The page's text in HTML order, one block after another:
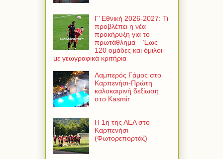
Γ’ Εθνική 2026-2027: Τι
προβλέπει η νέα
προκήρυξη για το
πρωτάθλημα – Έως
120 ομάδες και όμιλοι
με γεωγραφικά κριτήρια
Λαμπερός Γάμος στο
Καρπενήσι-Πρώτη
καλοκαιρινή δεξίωση
στο Kasmir
Η 1η της ΑΕΛ στο
Καρπενήσι
(Φωτορεπορτάζ)